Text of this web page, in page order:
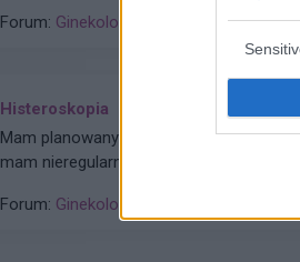
po okresie ,dziś wezmę 5
Forum: Ginekologia - forum dla rodziny i
Histeroskopia
Mam planowany zabieg histeroskopii od kilku miesięcy. Ze względu na problemy hormonalne
mam nieregularne miesiaczki. Tak się
podczas lekkich plamień na początku
Forum: Ginekologia - forum dla rodziny i